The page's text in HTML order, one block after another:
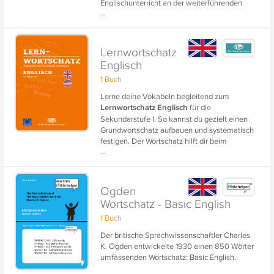
Englischunterricht an der weiterführenden
Schule (Sekundarstufe I) - Gymnasium und
Die Sammlung umfasst ca. 1.200 Vokabeln
und Ausdrücke. Die altersgerechte
Aufbereitung mit ansprechenden Bildern,
hilfreichen Vertonungen und
ermöglicht ein multisensorisches Lernen und
ein ebenso abwechslungsreiches wie
erfolgreiches Training des Vokabulars.
...
Lernwortschatz
Englisch
1 Buch
Lerne deine Vokabeln begleitend zum
Lernwortschatz Englisch für die
Sekundarstufe I. So kannst du gezielt einen
Grundwortschatz aufbauen und systematisch
festigen. Der Wortschatz hilft dir beim
gezielten Wiederholen der Vokabeln und bei
Der Lerninhalt enthält die
prüfungsrelevanten Vokabeln mit
Beispielsätzen im Sprachniveau A2-B1 nach
Außerdem sind die Vokabeln und die
Beispielsätze hochwertig vertont.
...
Ogden
Wortschatz - Basic English
1 Buch
Der britische Sprachwissenschaftler Charles
K. Ogden entwickelte 1930 einen 850 Wörter
umfassenden Wortschatz: Basic English.